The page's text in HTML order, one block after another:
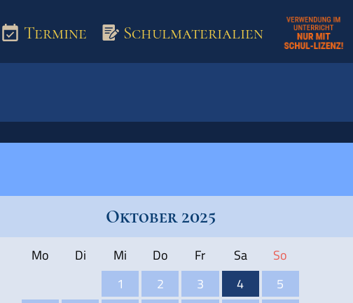
Termine Schulmaterialien
Oktober 2025
Mo Di Mi Do Fr Sa
So
1
2 3 4
5